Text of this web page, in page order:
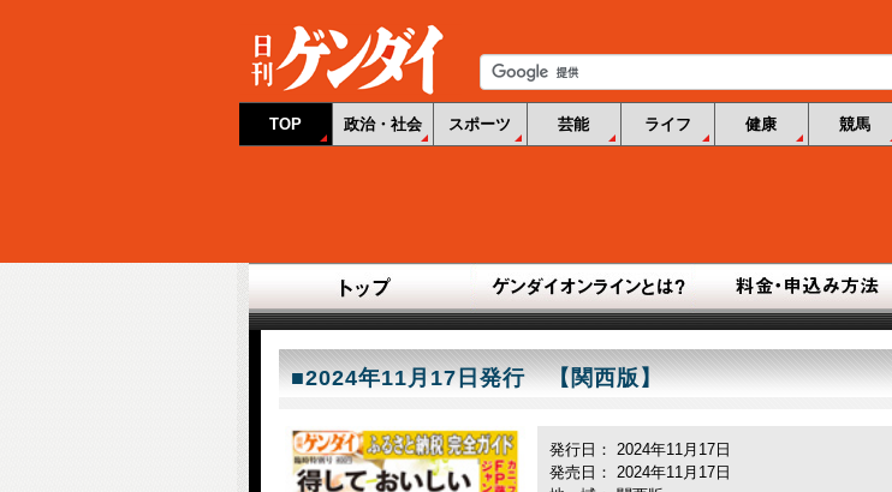
TOP 政治・社会 スポーツ 芸能 ライフ 健康 競馬
■2024年11月17日発行 【関西版】
発行日： 2024年11月17日
発売日： 2024年11月17日